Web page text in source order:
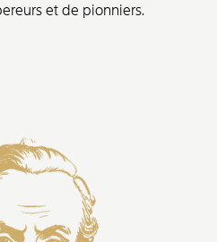
et de pionniers.